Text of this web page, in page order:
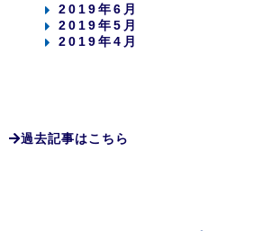
2019年6月
2019年5月
2019年4月
過去記事はこちら